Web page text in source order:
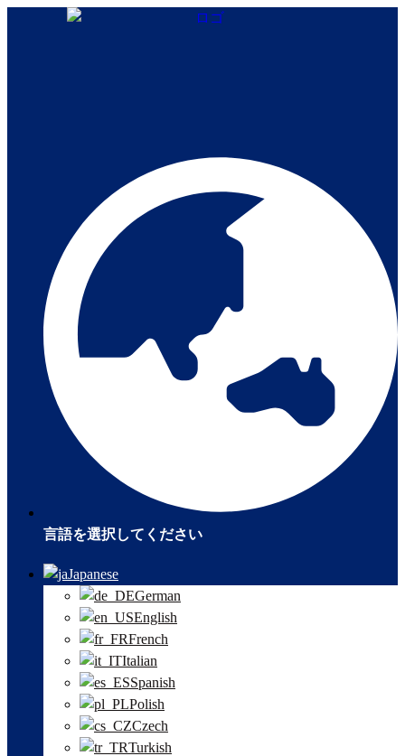
言語を選択してください
Japanese
German
English
French
Italian
Spanish
Polish
Czech
Turkish